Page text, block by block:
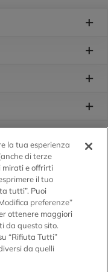
la tua esperienza
di terze
mirati e offrirti
il tuo
tutti”. Puoi
preferenze”
ottenere maggiori
da questo sito.
“Rifiuta Tutti”
da quelli